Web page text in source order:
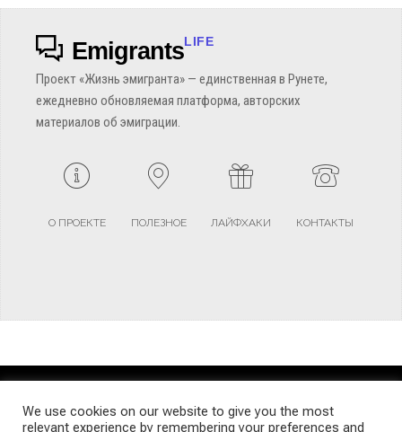
EmigrantsLIFE
Проект «Жизнь эмигранта» — единственная в Рунете,
ежедневно обновляемая платформа, авторских
материалов об эмиграции.
О ПРОЕКТЕ ПОЛЕЗНОЕ ЛАЙФХАКИ КОНТАКТЫ
TERMS AND CONDITIONS PRIVACY POLICY SITEMAP
We use cookies on our website to give you the most
relevant experience by remembering your preferences and